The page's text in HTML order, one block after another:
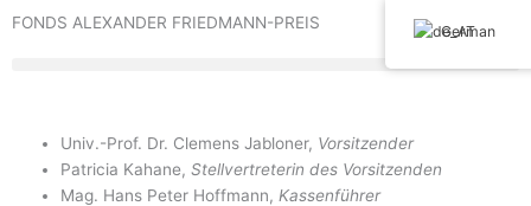
FONDS ALEXANDER FRIEDMANN-PREIS
Univ.-Prof. Dr. Clemens Jabloner, Vorsitzender
Patricia Kahane,Stellvertreterin des Vorsitzenden
Mag. Hans Peter Hoffmann, Kassenführer
German